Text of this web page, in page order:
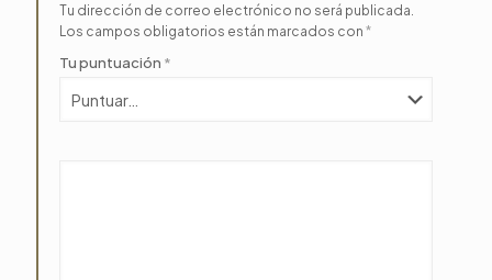
Tu dirección de correo electrónico no será publicada.
Los campos obligatorios están marcados con *
Tu puntuación *